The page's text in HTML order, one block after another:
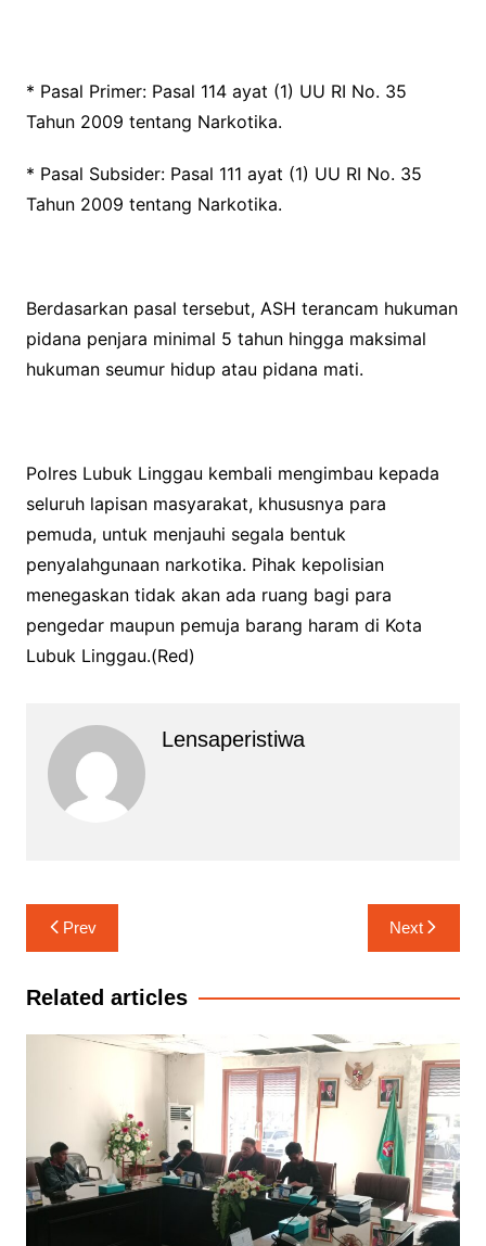
* Pasal Primer: Pasal 114 ayat (1) UU RI No. 35
Tahun 2009 tentang Narkotika.
* Pasal Subsider: Pasal 111 ayat (1) UU RI No. 35
Tahun 2009 tentang Narkotika.
Berdasarkan pasal tersebut, ASH terancam hukuman
pidana penjara minimal 5 tahun hingga maksimal
hukuman seumur hidup atau pidana mati.
Polres Lubuk Linggau kembali mengimbau kepada
seluruh lapisan masyarakat, khususnya para
pemuda, untuk menjauhi segala bentuk
penyalahgunaan narkotika. Pihak kepolisian
menegaskan tidak akan ada ruang bagi para
pengedar maupun pemuja barang haram di Kota
Lubuk Linggau.(Red)
Lensaperistiwa
Navigasi
pos
Prev Next
Related articles